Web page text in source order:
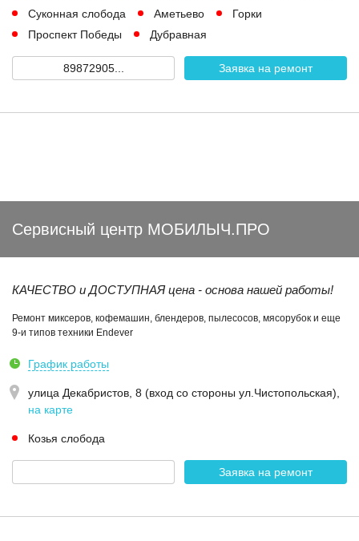
Суконная слобода
Аметьево
Горки
Проспект Победы
Дубравная
89872905... Заявка на ремонт
Сервисный центр МОБИЛЫЧ.ПРО
КАЧЕСТВО и ДОСТУПНАЯ цена - основа нашей работы!
Ремонт миксеров, кофемашин, блендеров, пылесосов, мясорубок и еще
9-и типов техники Endever
График работы
улица Декабристов, 8 (вход со стороны ул.Чистопольская)
на карте
Козья слобода
Заявка на ремонт